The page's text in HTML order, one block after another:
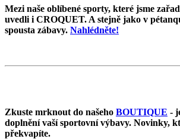
Mezi naše oblíbené sporty, které jsme
uvedli i CROQUET. A stejně jako v
spousta zábavy. Nahlédněte!
Zkuste mrknout do našeho BOUTIQUE -
doplnění vaší sportovní výbavy. Novinky,
překvapíte.